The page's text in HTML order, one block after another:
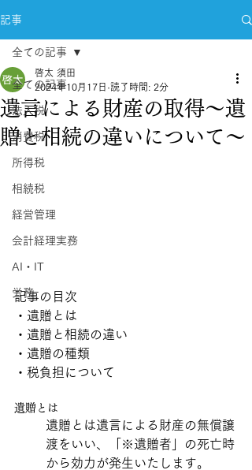
記事
全ての記事
法人税
消費税
所得税
相続税
経営管理
会計経理実務
AI・IT
労務
全ての記事
遺言による財産の取得～遺
贈と相続の違いについて～
啓太 須田
2024年10月17日 読了時間: 2分
記事の目次
・遺贈とは
・遺贈と相続の違い
・遺贈の種類
・税負担について
遺贈とは
遺贈とは遺言による財産の無償譲
渡をいい、「※遺贈者」の死亡時
から効力が発生いたします。